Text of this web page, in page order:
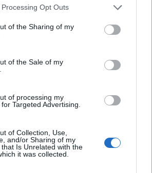
website/app uses one or more Google
or usage behaviour. You may click to
to Google and its third-party tags to
specified purposes in below Google
Opt Outs
of the Sharing of my
of the Sale of my
of processing my
Targeted Advertising.
of Collection, Use,
and/or Sharing of my
Is Unrelated with the
it was collected.
Κάθε προηγούμενο ρεκόρ
στην ψηφιακή πλατφόρμα της ΕΡΤ από
έως και την Τρίτη 31 Ιανουαρίου
…Διαβάστε Περισσότερα...